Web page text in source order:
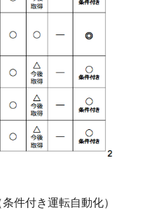
件付き運転自動化）